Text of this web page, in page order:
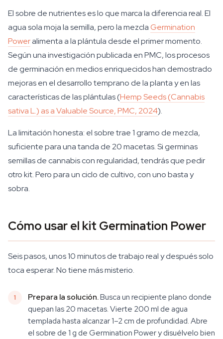
El sobre de nutrientes es lo que marca la diferencia real. El
agua sola moja la semilla, pero la mezclaGermination
Poweralimenta a la plántula desde el primer momento.
Según una investigación publicada en PMC, los procesos
de germinación en medios enriquecidos han demostrado
mejoras en el desarrollo temprano de la planta y en las
características de las plántulas (Hemp Seeds (Cannabis
sativa L.) as a Valuable Source, PMC, 2024).
La limitación honesta: el sobre trae 1 gramo de mezcla,
suficiente para una tanda de 20 macetas. Si germinas
semillas de cannabis con regularidad, tendrás que pedir
otro kit. Pero para un ciclo de cultivo, con uno basta y
sobra.
Cómo usar el kit Germination Power
Seis pasos, unos 10 minutos de trabajo real y después solo
toca esperar. No tiene más misterio.
Prepara la solución.Busca un recipiente plano donde
quepan las 20 macetas. Vierte 200 ml de agua
templada hasta alcanzar 1–2 cm de profundidad. Abre
el sobre de 1 g de Germination Power y disuélvelo bien